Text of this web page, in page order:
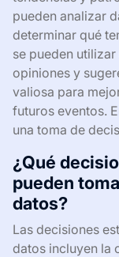
pueden analizar
determinar qué
se pueden
opiniones y
valiosa para
futuros eventos.
una toma de
¿Qué
pueden
datos?
Las decisiones
datos incluyen la